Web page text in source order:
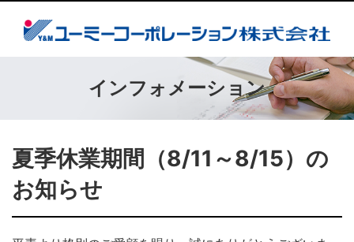
インフォメーション
夏季休業期間（8/11～8/15）の
お知らせ